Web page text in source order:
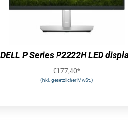
DELL P Series P2222H LED
€177,40*
(inkl. gesetzlicher MwSt.)